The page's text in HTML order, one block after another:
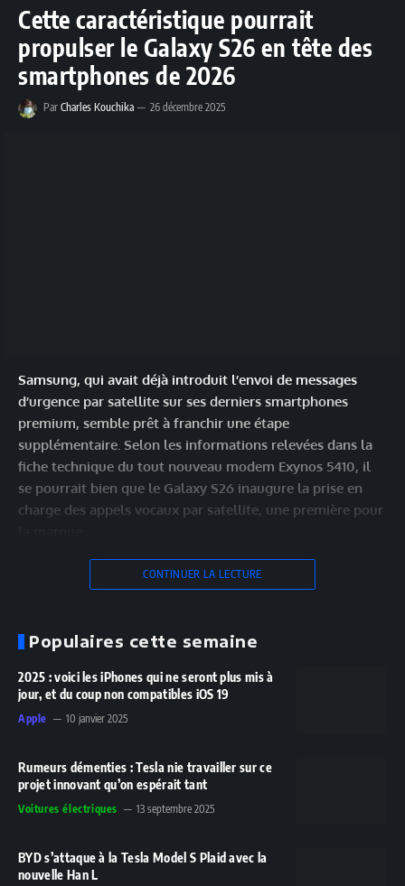
Cette caractéristique pourrait
propulser le Galaxy S26 en tête des
smartphones de 2026
Par Charles Kouchika 26 décembre 2025
Samsung, qui avait déjà introduit l’envoi de messages
d’urgence par satellite sur ses derniers smartphones
premium, semble prêt à franchir une étape
supplémentaire. Selon les informations relevées dans la
fiche technique du tout nouveau modem Exynos 5410, il
se pourrait bien que le Galaxy S26 inaugure la prise en
charge des appels vocaux par satellite, une première pour
CONTINUER LA LECTURE
Populaires cette semaine
2025 : voici les iPhones qui ne seront plus mis à
jour, et du coup non compatibles iOS 19
Apple 10 janvier 2025
Rumeurs démenties : Tesla nie travailler sur ce
projet innovant qu’on espérait tant
Voitures électriques 13 septembre 2025
BYD s’attaque à la Tesla Model S Plaid avec la
nouvelle Han L